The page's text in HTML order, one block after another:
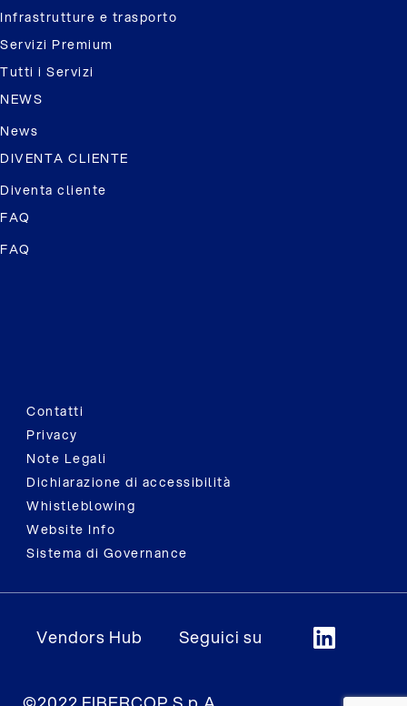
Infrastrutture e trasporto
Servizi Premium
Tutti i Servizi
NEWS
News
DIVENTA CLIENTE
Diventa cliente
FAQ
FAQ
Contatti
Privacy
Note Legali
Dichiarazione di accessibilità
Whistleblowing
Website Info
Sistema di Governance
Vendors Hub Seguici su